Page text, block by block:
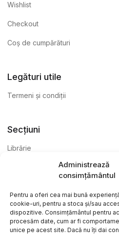
Administrează
consimțământul
Pentru a oferi cea mai bună
cookie-uri, pentru a stoca și/sau
dispozitive. Consimțământul pentru
procesăm date, cum ar fi
unice pe acest site. Dacă nu îți dai
Wishlist
Checkout
Coș de cumpărături
Legături utile
Termeni și condiții
Secțiuni
Librărie